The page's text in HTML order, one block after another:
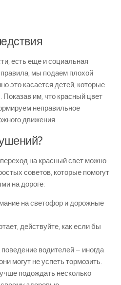
есть еще и социальная
мы подаем плохой
это касается детей, которые
Показав им, что красный цвет
неправильное
движения.
на красный свет можно
советов, которые помогут
на дороге:
на светофор и дорожные
действуйте, как если бы
водителей – иногда
могут не успеть тормозить.
подождать несколько